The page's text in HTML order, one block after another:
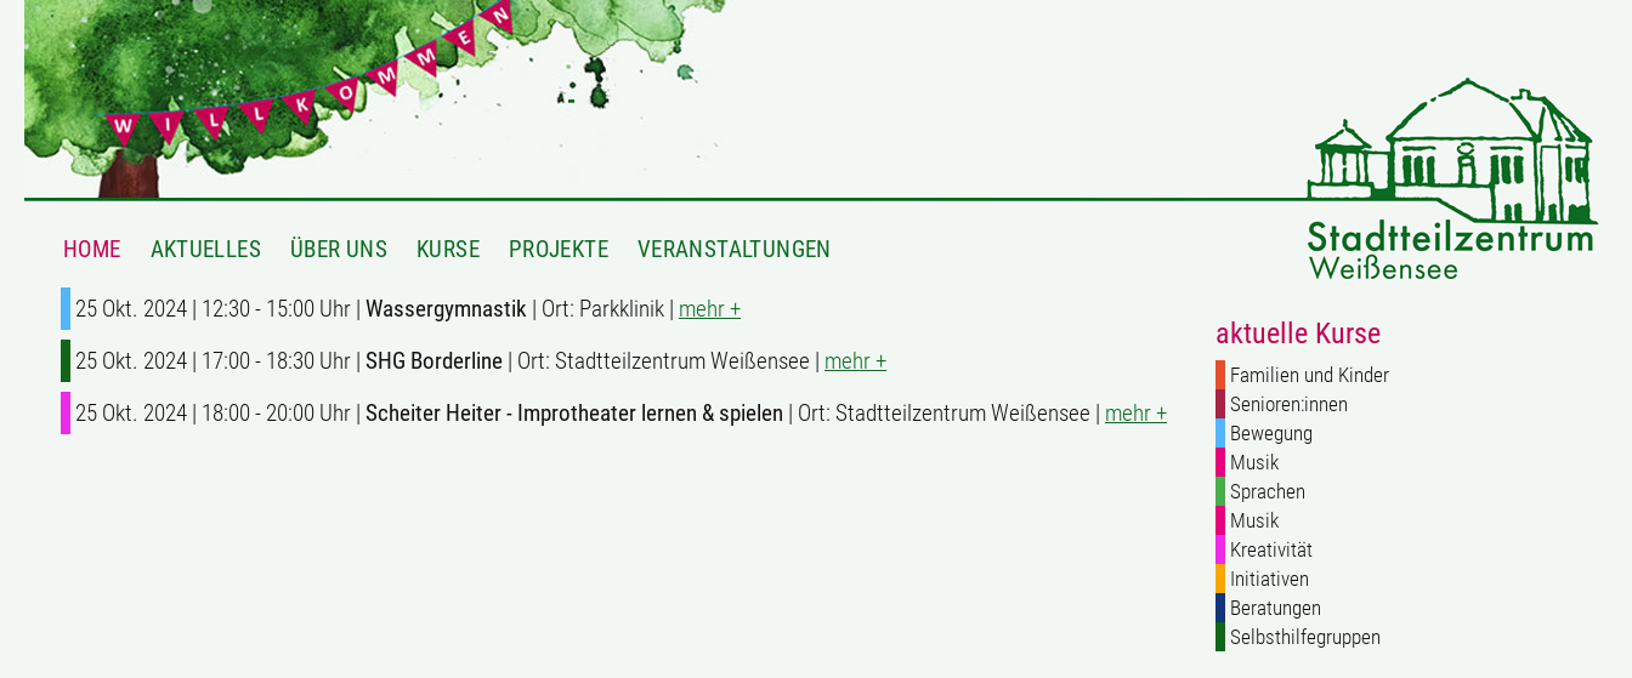
HOME AKTUELLES ÜBER UNS KURSE PROJEKTE VERANSTALTUNGEN
25 Okt. 2024 | 12:30 - 15:00 Uhr | Wassergymnastik | Ort: Parkklinik | mehr +
25 Okt. 2024 | 17:00 - 18:30 Uhr | SHG Borderline | Ort: Stadtteilzentrum Weißensee | mehr +
25 Okt. 2024 | 18:00 - 20:00 Uhr | Scheiter Heiter - Improtheater lernen & spielen | Ort: Stadtteilzentrum Weißensee | mehr +
aktuelle Kurse
Familien und Kinder
Senioren:innen
Bewegung
Musik
Sprachen
Musik
Kreativität
Initiativen
Beratungen
Selbsthilfegruppen